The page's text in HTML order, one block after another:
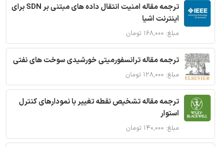
ترجمه مقاله امنیت انتقال داده های مبتنی بر SDN برای
اینترنت اشیا
مبلغ: ۱۶۸,۰۰۰ تومان
ترجمه مقاله ترانسفورمیتی خورشیدی سوخت های نفتی
مبلغ: ۱۲۸,۰۰۰ تومان
ترجمه مقاله تشخیص نقطه تغییر با نمودارهای کنترل
استوار
مبلغ: ۱۴۰,۰۰۰ تومان